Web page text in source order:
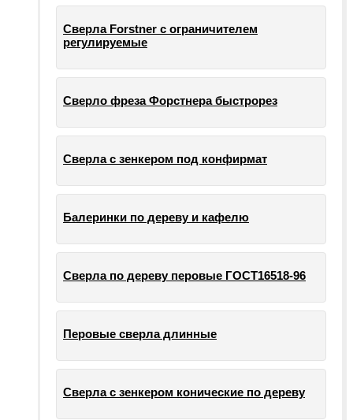
Сверла Forstner с ограничителем
регулируемые
Сверло фреза Форстнера быстрорез
Сверла с зенкером под конфирмат
Балеринки по дереву и кафелю
Сверла по дереву перовые ГОСТ16518-96
Перовые сверла длинные
Сверла с зенкером конические по дереву